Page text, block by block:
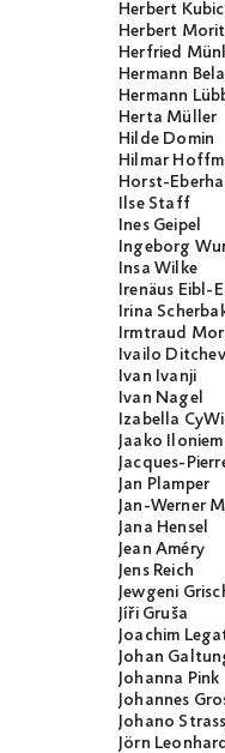
Herbert
Herbert
Herfried
Hermann
Hermann
Herta Müller
Hilde Domin
Hilmar
Horst-
Ilse Staff
Ines Geipel
Ingeborg
Insa Wilke
Irenäus Eibl-
Irina
Irmtraud
Ivailo Ditchev
Ivan Ivanji
Ivan Nagel
Izabella
Jaako
Jacques-
Jan Plamper
Jan-Werner
Jana Hensel
Jean Améry
Jens Reich
Jewgeni
Jíři Gruša
Joachim
Johan
Johanna Pink
Johannes
Johano
Jörn